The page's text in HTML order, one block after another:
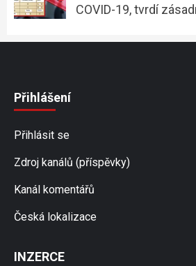
COVID-19, tvrdí
Přihlášení
Přihlásit se
Zdroj kanálů (příspěvky)
Kanál komentářů
Česká lokalizace
INZERCE